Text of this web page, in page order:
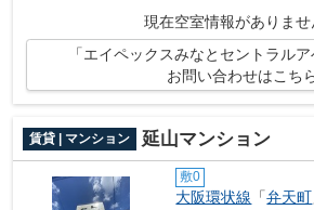
現在空室情報がありませ
「エイペックスみなとセントラル
お問い合わせはこち
賃貸 | マンション 延山マンション
敷0
大阪環状線 「弁天町